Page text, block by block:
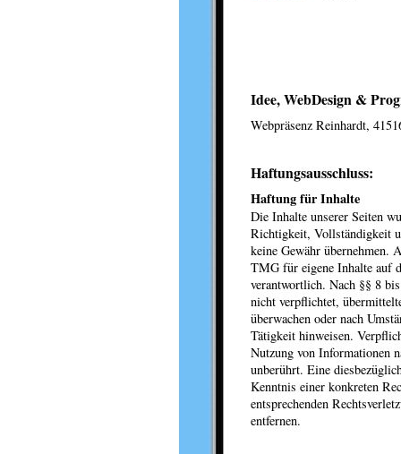
Idee, WebDesign &
Webpräsenz Reinhardt,
Haftungsausschluss:
Haftung für Inhalte
Die Inhalte unserer Seiten
Richtigkeit, Vollständigkeit
keine Gewähr übernehmen.
TMG für eigene Inhalte auf
verantwortlich. Nach §§ 8
nicht verpflichtet,
überwachen oder nach
Tätigkeit hinweisen.
Nutzung von Informationen
unberührt. Eine
Kenntnis einer konkreten
entsprechenden
entfernen.